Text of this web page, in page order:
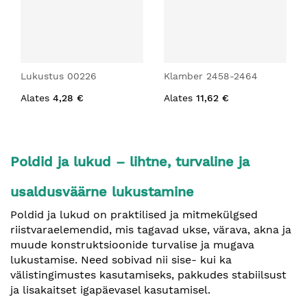
Lukustus 00226
Alates 4,28 €
Klamber 2458-2464
Alates 11,62 €
Poldid ja lukud – lihtne, turvaline ja
usaldusväärne lukustamine
Poldid ja lukud on praktilised ja mitmekülgsed
riistvaraelemendid, mis tagavad ukse, värava, akna ja
muude konstruktsioonide turvalise ja mugava
lukustamise. Need sobivad nii sise- kui ka
välistingimustes kasutamiseks, pakkudes stabiilsust
ja lisakaitset igapäevasel kasutamisel.